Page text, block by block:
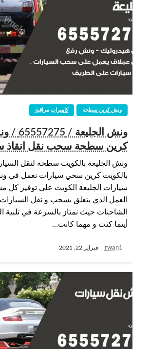
كاميرات مراقبة ونش كرين سطحة
ونش الجليعة /
كرين سطحة سحب نقل انقاذ
ونش الجليعة بالكويت سطحة لنقل
بالكويت كرين سحي سيارات نعمل في
سيارات الجليعة الكويت على توفير كل
العمل الذي يتعلق بسحب و نقل
الشاحنات حيث نمتاز بالسرعة في تلبية
أينما كنت و مهما كانت…
rwan1 فبراير 22, 2021